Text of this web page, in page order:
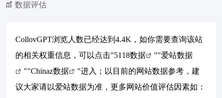
数据评估
CollovGPT浏览人数已经达到4.4K，如你需要查询该站
的相关权重信息，可以点击"5118数据 ""爱站数据
""Chinaz数据
"进入；以目前的网站数据参考，建
议大家请以爱站数据为准，更多网站价值评估因素如：